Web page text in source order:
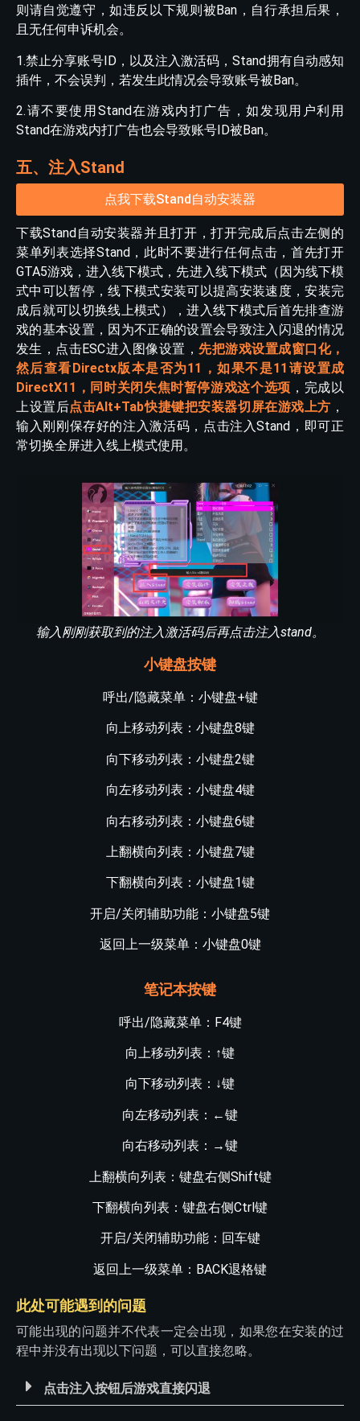
则请自觉遵守，如违反以下规则被Ban，自行承担后果，
且无任何申诉机会。
1.禁止分享账号ID，以及注入激活码，Stand拥有自动感知
插件，不会误判，若发生此情况会导致账号被Ban。
2.请不要使用Stand在游戏内打广告，如发现用户利用
Stand在游戏内打广告也会导致账号ID被Ban。
五、注入Stand
点我下载Stand自动安装器
下载Stand自动安装器并且打开，打开完成后点击左侧的
菜单列表选择Stand，此时不要进行任何点击，首先打开
GTA5游戏，进入线下模式，先进入线下模式（因为线下模
式中可以暂停，线下模式安装可以提高安装速度，安装完
成后就可以切换线上模式），进入线下模式后首先排查游
戏的基本设置，因为不正确的设置会导致注入闪退的情况
发生，点击ESC进入图像设置， 先把游戏设置成窗口化，
然后查看Directx版本是否为11，如果不是11请设置成
DirectX11，同时关闭失焦时暂停游戏这个选项 ，完成以
上设置后点击Alt+Tab快捷键把安装器切屏在游戏上方 ，
输入刚刚保存好的注入激活码，点击注入Stand，即可正
常切换全屏进入线上模式使用。
输入刚刚获取到的注入激活码后再点击注入stand。
小键盘按键
呼出/隐藏菜单：小键盘+键
向上移动列表：小键盘8键
向下移动列表：小键盘2键
向左移动列表：小键盘4键
向右移动列表：小键盘6键
上翻横向列表：小键盘7键
下翻横向列表：小键盘1键
开启/关闭辅助功能：小键盘5键
返回上一级菜单：小键盘0键
笔记本按键
呼出/隐藏菜单：F4键
向上移动列表：↑键
向下移动列表：↓键
向左移动列表： ←键
向右移动列表： →键
上翻横向列表：键盘右侧Shift键
下翻横向列表：键盘右侧Ctrl键
开启/关闭辅助功能：回车键
返回上一级菜单：BACK退格键
此处可能遇到的问题
可能出现的问题并不代表一定会出现，如果您在安装的过
程中并没有出现以下问题，可以直接忽略。
点击注入按钮后游戏直接闪退